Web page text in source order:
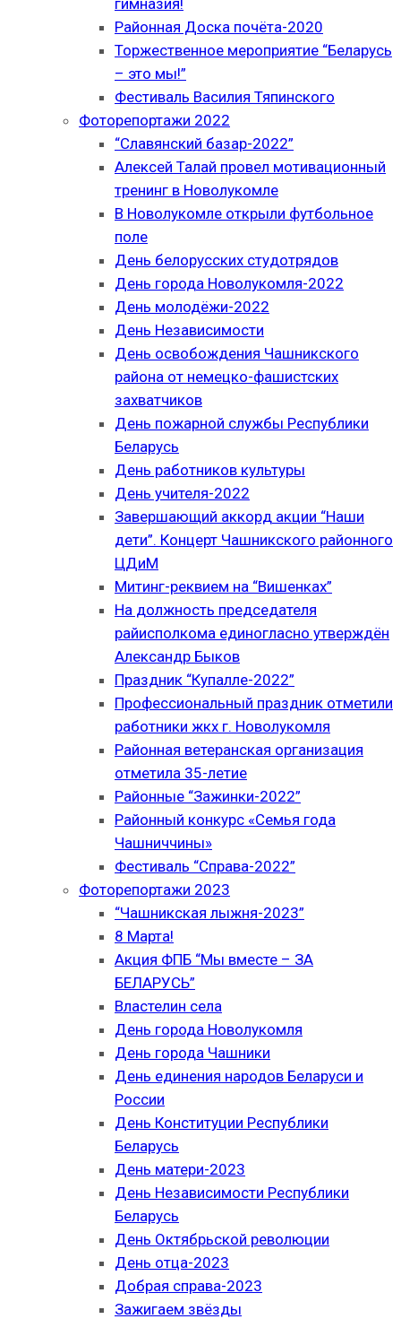
гимназия!
Районная Доска почёта-2020
Торжественное мероприятие “Беларусь
– это мы!”
Фестиваль Василия Тяпинского
Фоторепортажи 2022
“Славянский базар-2022”
Алексей Талай провел мотивационный
тренинг в Новолукомле
В Новолукомле открыли футбольное
поле
День белорусских студотрядов
День города Новолукомля-2022
День молодёжи-2022
День Независимости
День освобождения Чашникского
района от немецко-фашистских
захватчиков
День пожарной службы Республики
Беларусь
День работников культуры
День учителя-2022
Завершающий аккорд акции “Наши
дети”. Концерт Чашникского районного
ЦДиМ
Митинг-реквием на “Вишенках”
На должность председателя
райисполкома единогласно утверждён
Александр Быков
Праздник “Купалле-2022”
Профессиональный праздник отметили
работники жкх г. Новолукомля
Районная ветеранская организация
отметила 35-летие
Районные “Зажинки-2022”
Районный конкурс «Семья года
Чашниччины»
Фестиваль “Справа-2022”
Фоторепортажи 2023
“Чашникская лыжня-2023”
8 Марта!
Акция ФПБ “Мы вместе – ЗА
БЕЛАРУСЬ”
Властелин села
День города Новолукомля
День города Чашники
День единения народов Беларуси и
России
День Конституции Республики
Беларусь
День матери-2023
День Независимости Республики
Беларусь
День Октябрьской революции
День отца-2023
Добрая справа-2023
Зажигаем звёзды